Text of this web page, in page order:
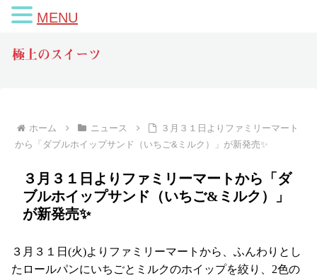
極上のスイーツ
ホーム ニュース
３月３１日よりファミリーマート
から「ダブルホイップサンド（いちご&ミルク）」が新発売✨
３月３１日よりファミリーマートから「ダ
ブルホイップサンド（いちご&ミルク）」
が新発売✨
３月３１日(火)よりファミリーマートから、ふんわりとし
たロールパンにいちごとミルクのホイップを絞り、2色の
MENU